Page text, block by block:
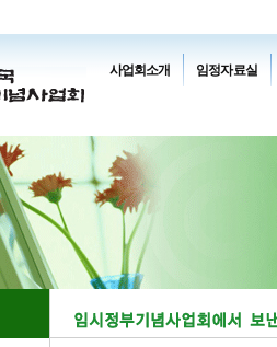
사업회소개 임정자료실